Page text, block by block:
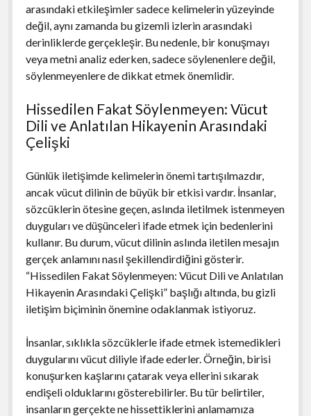
arasındaki etkileşimler sadece kelimelerin yüzeyinde
değil, aynı zamanda bu gizemli izlerin arasındaki
derinliklerde gerçekleşir. Bu nedenle, bir konuşmayı
veya metni analiz ederken, sadece söylenenlere değil,
söylenmeyenlere de dikkat etmek önemlidir.
Hissedilen Fakat Söylenmeyen: Vücut
Dili ve Anlatılan Hikayenin Arasındaki
Çelişki
Günlük iletişimde kelimelerin önemi tartışılmazdır,
ancak vücut dilinin de büyük bir etkisi vardır. İnsanlar,
sözcüklerin ötesine geçen, aslında iletilmek istenmeyen
duyguları ve düşünceleri ifade etmek için bedenlerini
kullanır. Bu durum, vücut dilinin aslında iletilen mesajın
gerçek anlamını nasıl şekillendirdiğini gösterir.
“Hissedilen Fakat Söylenmeyen: Vücut Dili ve Anlatılan
Hikayenin Arasındaki Çelişki” başlığı altında, bu gizli
iletişim biçiminin önemine odaklanmak istiyoruz.
İnsanlar, sıklıkla sözcüklerle ifade etmek istemedikleri
duygularını vücut diliyle ifade ederler. Örneğin, birisi
konuşurken kaşlarını çatarak veya ellerini sıkarak
endişeli olduklarını gösterebilirler. Bu tür belirtiler,
insanların gerçekte ne hissettiklerini anlamamıza